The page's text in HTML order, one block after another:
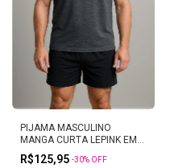
PIJAMA MASCULINO
MANGA CURTA LEPINK EM
VISCOLYCRA LEVI
R$125,95 -30% OFF